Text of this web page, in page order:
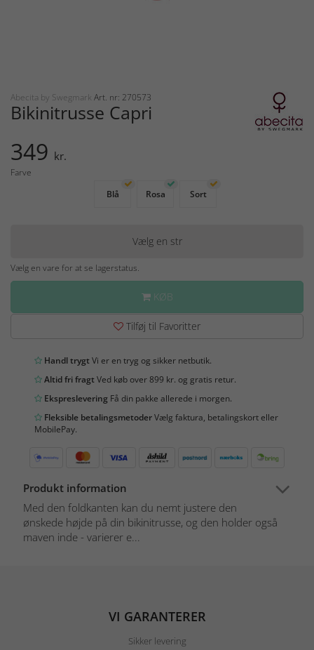
Abecita by Swegmark Art. nr: 270573
Bikinitrusse Capri
349 kr.
Farve
Blå
Rosa Sort
Vælg en str
Vælg en vare for at se lagerstatus.
KØB
Tilføj til Favoritter
Handl trygtVi er en tryg og sikker netbutik.
Altid fri fragtVed køb over 899 kr. og gratis retur.
Ekspreslevering Få din pakke allerede i morgen.
Fleksible betalingsmetoderVælg faktura, betalingskort eller
MobilePay.
Produkt information
Med den foldkanten kan du nemt justere den
ønskede højde på din bikinitrusse, og den holder også
maven inde - varierer e...
VI GARANTERER
Sikker levering